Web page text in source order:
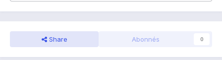
Share Abonnés 0